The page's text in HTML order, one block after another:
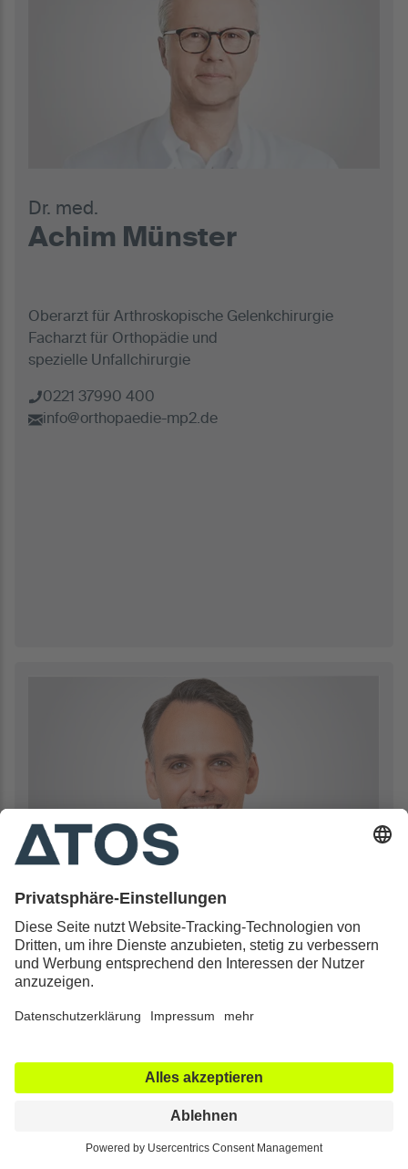
Dr. med.
Achim Münster
Oberarzt für Arthroskopische Gelenkchirurgie
Facharzt für Orthopädie und
spezielle Unfallchirurgie
0221 37990 400
info@orthopaedie-mp2.de
Priv.-Doz. Dr. med. habil.
Felix Porschke
Heidelberg